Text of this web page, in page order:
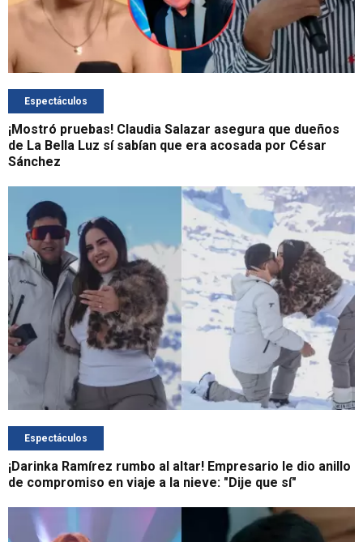
Espectáculos
¡Mostró pruebas! Claudia Salazar asegura que dueños
de La Bella Luz sí sabían que era acosada por César
Sánchez
Espectáculos
¡Darinka Ramírez rumbo al altar! Empresario le dio anillo
de compromiso en viaje a la nieve: "Dije que sí"